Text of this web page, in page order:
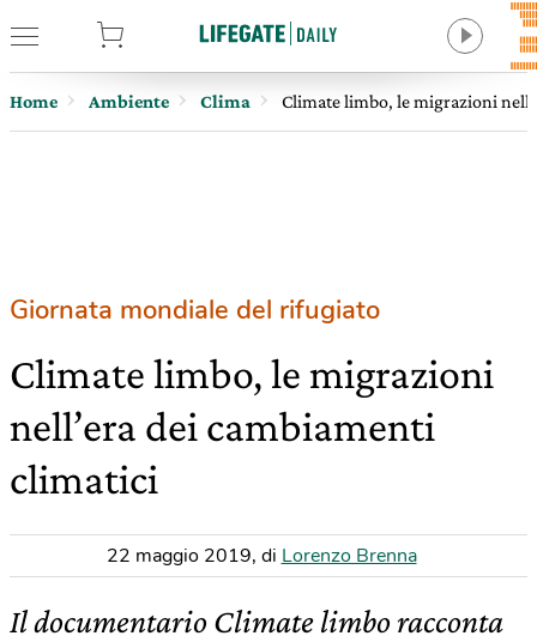
Home Ambiente Clima Climate limbo, le migrazioni
Giornata mondiale del rifugiato
Climate limbo, le migrazioni
nell’era dei cambiamenti
climatici
22 maggio 2019, di Lorenzo Brenna
Il documentario Climate limbo racconta